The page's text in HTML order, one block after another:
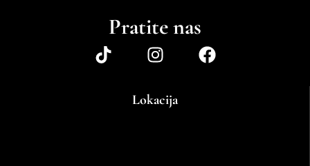
Pratite nas
Lokacija